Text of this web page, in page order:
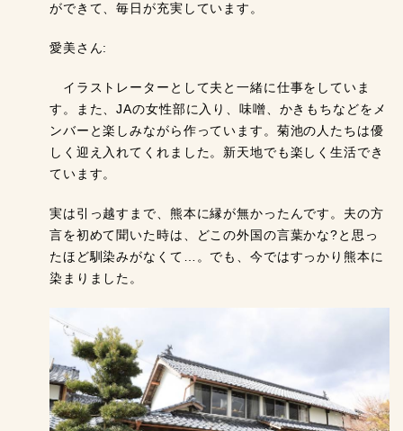
ができて、毎日が充実しています。
愛美さん:
イラストレーターとして夫と一緒に仕事をしていま
す。また、JAの女性部に入り、味噌、かきもちなどをメ
ンバーと楽しみながら作っています。菊池の人たちは優
しく迎え入れてくれました。新天地でも楽しく生活でき
ています。
実は引っ越すまで、熊本に縁が無かったんです。夫の方
言を初めて聞いた時は、どこの外国の言葉かな?と思っ
たほど馴染みがなくて…。でも、今ではすっかり熊本に
染まりました。